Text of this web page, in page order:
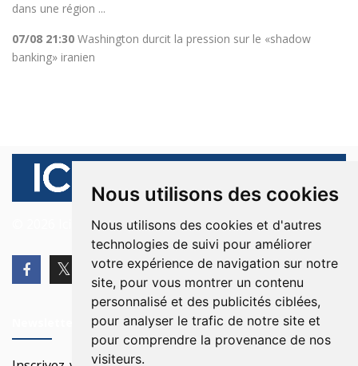
Nous utilisons des cookies
Nous utilisons des cookies et d'autres
technologies de suivi pour améliorer
votre expérience de navigation sur notre
site, pour vous montrer un contenu
personnalisé et des publicités ciblées,
pour analyser le trafic de notre site et
pour comprendre la provenance de nos
visiteurs.
dans une région ...
07/08 21:30 Washington durcit la pression sur le «shadow
banking» iranien
© 2026 Ici Beyrouth. Tous les droits sont réservés.